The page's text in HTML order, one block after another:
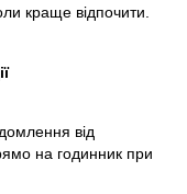
краще відпочити.
від
на годинник при